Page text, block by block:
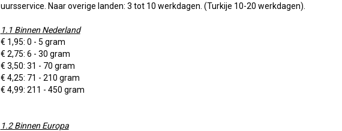
uursservice. Naar overige landen: 3 tot 10 werkdagen. (Turkije 10-20 werkdagen).
1.1 Binnen Nederland
€ 1,95: 0 - 5 gram
€ 2,75: 6 - 30 gram
€ 3,50: 31 - 70 gram
€ 4,25: 71 - 210 gram
€ 4,99: 211 - 450 gram
1.2 Binnen Europa